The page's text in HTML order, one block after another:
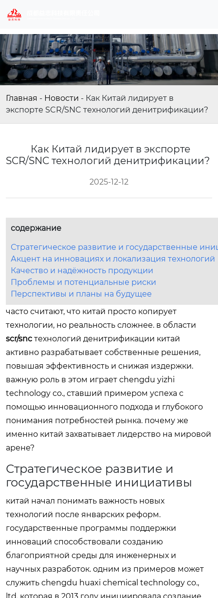
Главная - Новости - Как Китай лидирует в
экспорте SCR/SNC технологий денитрификации?
Как Китай лидирует в экспорте
SCR/SNC технологий денитрификации?
2025-12-12
содержание
Стратегическое развитие и государственные
Акцент на инновациях и локализация технологий
Качество и надёжность продукции
Проблемы и потенциальные риски
Перспективы и планы на будущее
часто считают, что китай просто копирует
технологии, но реальность сложнее. в области
scr/snc технологий денитрификации китай
активно разрабатывает собственные решения,
повышая эффективность и снижая издержки.
важную роль в этом играет chengdu yizhi
technology co., ставший примером успеха с
помощью инновационного подхода и глубокого
понимания потребностей рынка. почему же
именно китай захватывает лидерство на мировой
арене?
Стратегическое развитие и
государственные инициативы
китай начал понимать важность новых
технологий после январских реформ.
государственные программы поддержки
инноваций способствовали созданию
благоприятной среды для инженерных и
научных разработок. одним из примеров может
служить chengdu huaxi chemical technology co.,